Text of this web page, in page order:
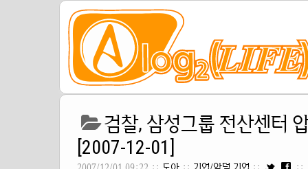
검찰, 삼성그룹 전산센터
[2007-12-01]